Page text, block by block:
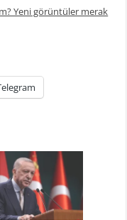
Yeni görüntüler merak